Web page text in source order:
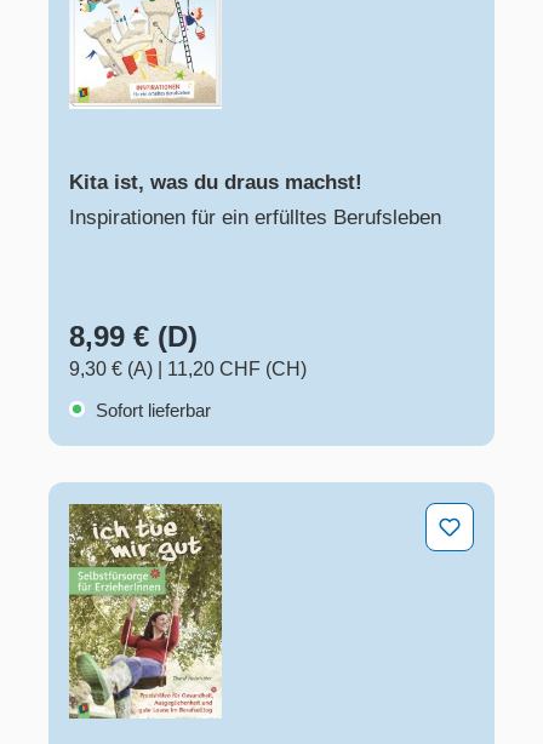
Kita ist, was du draus machst!
Inspirationen für ein erfülltes Berufsleben
8,99 € (D)
9,30 € (A)
11,20 CHF (CH)
Sofort lieferbar
„Ich tue mir gut“ – Selbstfürsorge für Erzieher und